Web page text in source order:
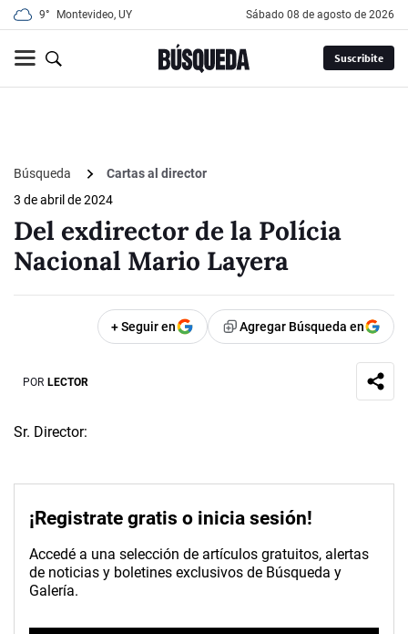
9° Montevideo, UY sábado 08 de agosto de 2026
Suscribite
Búsqueda
Cartas al director
3 de abril de 2024
Del exdirector de la Polícia
Nacional Mario Layera
+ Seguir en Agregar Búsqueda en
POR LECTOR
Sr. Director:
¡Registrate gratis o inicia sesión!
Accedé a una selección de artículos gratuitos, alertas
de noticias y boletines exclusivos de Búsqueda y
Galería.